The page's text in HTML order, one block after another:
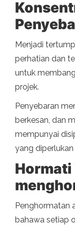
Menjadi
perhatian dan
untuk
projek.
Penyebaran
berkesan, dan
mempunyai
yang
Hormati
Penghormatan
bahawa setiap